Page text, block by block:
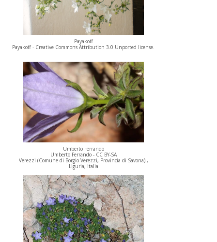
Payakoff
Payakoff - Creative Commons Attribution 3.0 Unported license.
Umberto Ferrando
Umberto Ferrando - CC BY-SA
Verezzi (Comune di Borgio Verezzi, Provincia di Savona).,
Liguria, Italia